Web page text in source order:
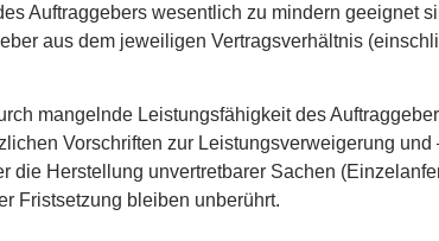
Auftraggebers wesentlich zu mindern geeignet
aus dem jeweiligen Vertragsverhältnis
mangelnde Leistungsfähigkeit des
Vorschriften zur Leistungsverweigerung
die Herstellung unvertretbarer Sachen
Fristsetzung bleiben unberührt.